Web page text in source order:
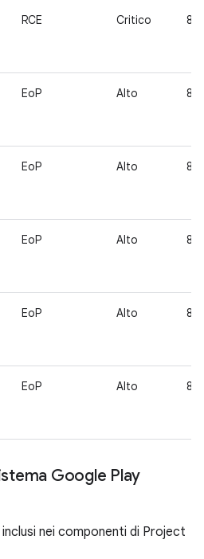
RCE Critico
EoP Alto
EoP Alto
EoP Alto
EoP Alto
EoP Alto
Google Play
nei componenti di Project